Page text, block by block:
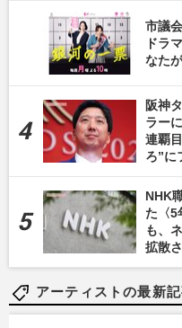
市議
ドラ
なた
阪神
ラー
連覇
ろ”に
NHK
た〈5
も、
拡散
アーティストの最新